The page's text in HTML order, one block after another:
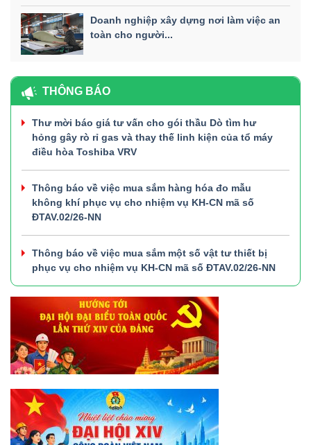
Doanh nghiệp xây dựng nơi làm việc an
toàn cho người...
THÔNG BÁO
Thư mời báo giá tư vấn cho gói thầu Dò tìm hư
hỏng gây rò rỉ gas và thay thế linh kiện của tổ máy
điều hòa Toshiba VRV
Thông báo về việc mua sắm hàng hóa đo mẫu
không khí phục vụ cho nhiệm vụ KH-CN mã số
ĐTAV.02/26-NN
Thông báo về việc mua sắm một số vật tư thiết bị
phục vụ cho nhiệm vụ KH-CN mã số ĐTAV.02/26-NN